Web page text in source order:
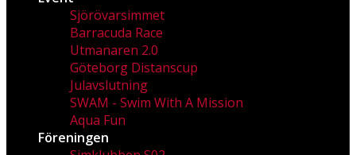
Sjörövarsimmet
Barracuda Race
Utmanaren 2.0
Göteborg Distanscup
Julavslutning
SWAM - Swim With A Mission
Aqua Fun
Föreningen